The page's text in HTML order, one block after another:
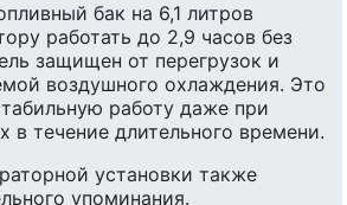
бак на 6,1 литров
работать до 2,9 часов без
защищен от перегрузок и
воздушного охлаждения. Это
работу даже при
в течение длительного времени.
установки также
упоминания.